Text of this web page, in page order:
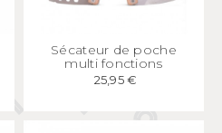
APERÇU RAPIDE
Sécateur de poche
multi fonctions
25,95 €